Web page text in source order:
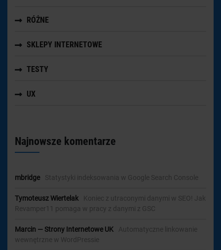
RÓŻNE
SKLEPY INTERNETOWE
TESTY
UX
Najnowsze komentarze
mbridge- Statystyki indeksowania w Google Search Console
Tymoteusz Wiertelak
Koniec z utraconymi danymi w SEO! Jak
Revamper11 pomaga w pracy z danymi z GSC
Marcin — Strony Internetowe UK
Automatyczne linkowanie
wewnętrzne w WordPressie